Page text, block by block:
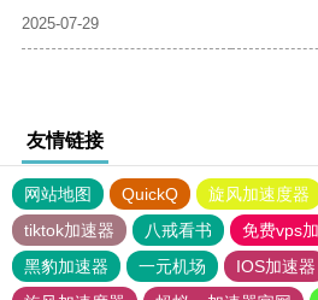
2025-07-29
友情链接
网站地图 QuickQ 旋风加速度器
tiktok加速器
八戒看书
免费vps
黑豹加速器
一元机场 IOS加速器